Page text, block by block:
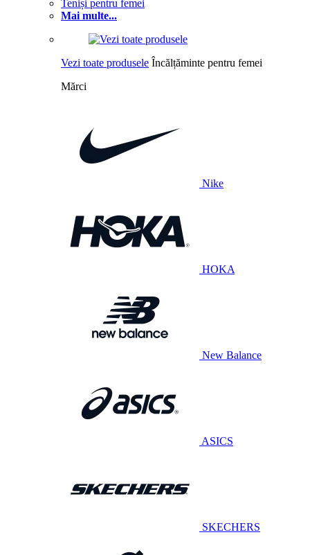
Teniși pentru femei
Mai multe...
Vezi toate produsele Încălțăminte pentru femei
Mărci
Nike
HOKA
New Balance
ASICS
SKECHERS